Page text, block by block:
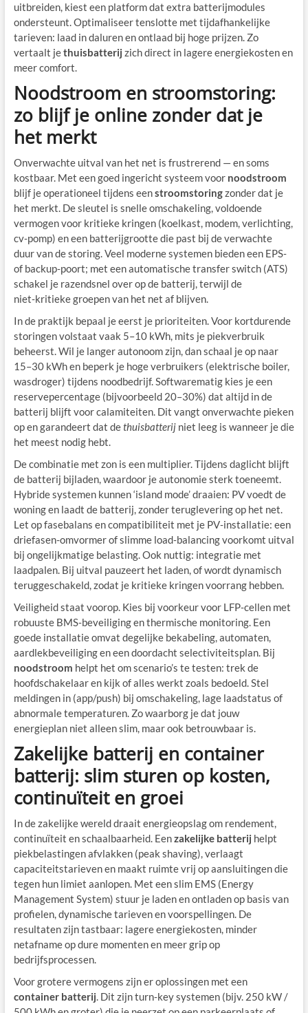
uitbreiden, kiest een platform dat extra batterijmodules
ondersteunt. Optimaliseer tenslotte met tijdafhankelijke
tarieven: laad in daluren en ontlaad bij hoge prijzen. Zo
vertaalt jethuisbatterij zich direct in lagere energiekosten en
meer comfort.
Noodstroom en stroomstoring:
zo blijf je online zonder dat je
het merkt
Onverwachte uitval van het net is frustrerend — en soms
kostbaar. Met een goed ingericht systeem voor noodstroom
blijf je operationeel tijdens eenstroomstoringzonder dat je
het merkt. De sleutel is snelle omschakeling, voldoende
vermogen voor kritieke kringen (koelkast, modem, verlichting,
cv‑pomp) en een batterijgrootte die past bij de verwachte
duur van de storing. Veel moderne systemen bieden een EPS‑
of backup‑poort; met een automatische transfer switch (ATS)
schakel je razendsnel over op de batterij, terwijl de
niet‑kritieke groepen van het net af blijven.
In de praktijk bepaal je eerst je prioriteiten. Voor kortdurende
storingen volstaat vaak 5–10 kWh, mits je piekverbruik
beheerst. Wil je langer autonoom zijn, dan schaal je op naar
15–30 kWh en beperk je hoge verbruikers (elektrische boiler,
wasdroger) tijdens noodbedrijf. Softwarematig kies je een
reservepercentage (bijvoorbeeld 20–30%) dat altijd in de
batterij blijft voor calamiteiten. Dit vangt onverwachte pieken
op en garandeert dat dethuisbatterijniet leeg is wanneer je die
het meest nodig hebt.
De combinatie met zon is een multiplier. Tijdens daglicht blijft
de batterij bijladen, waardoor je autonomie sterk toeneemt.
Hybride systemen kunnen ‘island mode’ draaien: PV voedt de
woning en laadt de batterij, zonder teruglevering op het net.
Let op fasebalans en compatibiliteit met je PV‑installatie: een
driefasen-omvormer of slimme load‑balancing voorkomt uitval
bij ongelijkmatige belasting. Ook nuttig: integratie met
laadpalen. Bij uitval pauzeert het laden, of wordt dynamisch
teruggeschakeld, zodat je kritieke kringen voorrang hebben.
Veiligheid staat voorop. Kies bij voorkeur voor LFP‑cellen met
robuuste BMS‑beveiliging en thermische monitoring. Een
goede installatie omvat degelijke bekabeling, automaten,
aardlekbeveiliging en een doordacht selectiviteitsplan. Bij
noodstroom helpt het om scenario’s te testen: trek de
hoofdschakelaar en kijk of alles werkt zoals bedoeld. Stel
meldingen in (app/push) bij omschakeling, lage laadstatus of
abnormale temperaturen. Zo waarborg je dat jouw
energieplan niet alleen slim, maar ook betrouwbaar is.
Zakelijke batterij en container
batterij: slim sturen op kosten,
continuïteit en groei
In de zakelijke wereld draait energieopslag om rendement,
continuïteit en schaalbaarheid. Eenzakelijke batterij helpt
piekbelastingen afvlakken (peak shaving), verlaagt
capaciteitstarieven en maakt ruimte vrij op aansluitingen die
tegen hun limiet aanlopen. Met een slim EMS (Energy
Management System) stuur je laden en ontladen op basis van
profielen, dynamische tarieven en voorspellingen. De
resultaten zijn tastbaar: lagere energiekosten, minder
netafname op dure momenten en meer grip op
bedrijfsprocessen.
Voor grotere vermogens zijn er oplossingen met een
container batterij. Dit zijn turn‑key systemen (bijv. 250 kW /